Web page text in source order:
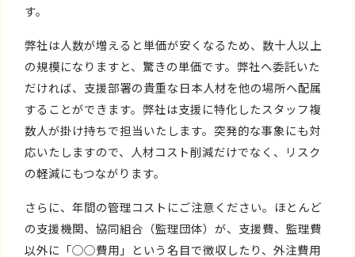
す。
弊社は人数が増えると単価が安くなるため、数十人以上
の規模になりますと、驚きの単価です。弊社へ委託いた
だければ、支援部署の貴重な日本人材を他の場所へ配属
することができます。弊社は支援に特化したスタッフ複
数人が掛け持ちで担当いたします。突発的な事象にも対
応いたしますので、人材コスト削減だけでなく、リスク
の軽減にもつながります。
さらに、年間の管理コストにご注意ください。ほとんど
の支援機関、協同組合（監理団体）が、支援費、監理費
以外に「○○費用」という名目で徴収したり、外注費用